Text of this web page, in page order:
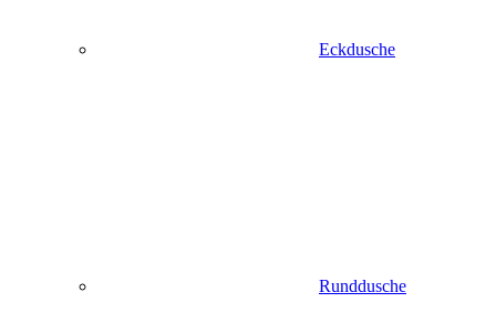
Eckdusche
Runddusche